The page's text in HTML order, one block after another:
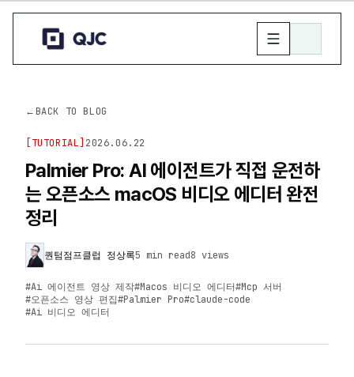
← BACK TO BLOG
TUTORIAL 2026.06.22
Palmier Pro: AI 에이전트가 직접 운전하
는 오픈소스 macOS 비디오 에디터 완전
정리
퀀텀점프클럽 정상록5 min read8 views
#Ai 에이전트 영상 제작#Macos 비디오 에디터#Mcp 서버
#오픈소스 영상 편집#Palmier Pro#claude-code
#Ai 비디오 에디터